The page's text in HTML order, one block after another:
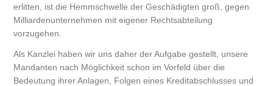
erlitten, ist die Hemmschwelle der Geschädigten groß, gegen
Milliardenunternehmen mit eigener Rechtsabteilung
vorzugehen.
Als Kanzlei haben wir uns daher der Aufgabe gestellt, unsere
Mandanten nach Möglichkeit schon im Vorfeld über die
Bedeutung ihrer Anlagen, Folgen eines Kreditabschlusses und